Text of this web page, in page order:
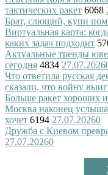
тактических ракет 6068
Брат, слющий, купи
Виртуальная карта:
каких задач подходит
Актуальные тренды
сегодня 4834 27.07.2026
Что ответила русская
сказали, что войну
Больше ракет хороших
Москва наконец
хочет 6194 27.07.20260
Дружба с Киевом
27.07.20260